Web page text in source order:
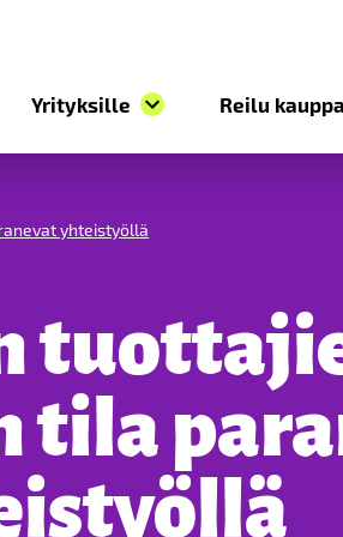
Yrityksille Reilu
yhteistyöllä
tila